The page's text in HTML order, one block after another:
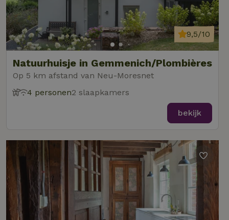
Natuurhuisje in Gemmenich/Plombières
Op 5 km afstand van Neu-Moresnet
9,5/10
4 personen2 slaapkamers
bekijk